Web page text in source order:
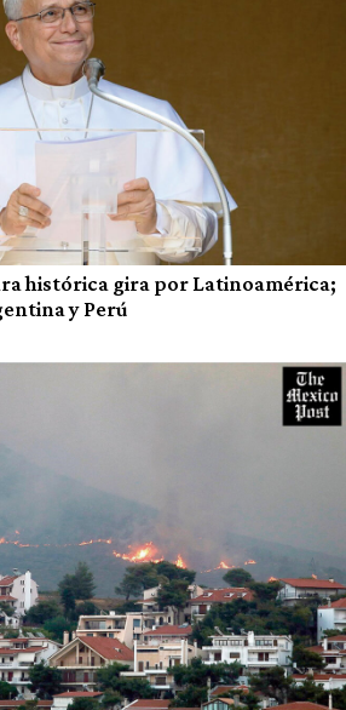
histórica gira por Latinoamérica;
y Perú